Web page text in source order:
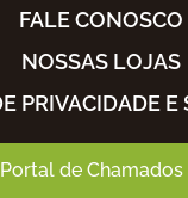
FALE CONOSCO
NOSSAS LOJAS
PRIVACIDADE E
Portal de Chamados